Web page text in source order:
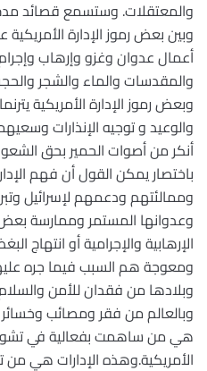
والمعتقلات. وستسمع قصائد
وبين بعض رموز الإدارة
أعمال عدوان وغزو وإرهاب
والمقدسات والماء والشجر
وبعض رموز الإدارة الأمريكية
والوعيد و توجيه الإنذارات
أنكر من أصوات الحمير بحق
باختصار يمكن القول أن فهم
وممالئتهم ودعمهم لإسرائيل
وعدوانها المستمر وممارسة بعض
الإرهابية والإجرامية أو انتهاج
ومعوجة هم السبب فيما جره
وبلادها من فقدان للأمن
وبالعالم من فقر ومصائب
هي من ساهمت بفعالية في
الأمريكية.وهذه الإدارات هي